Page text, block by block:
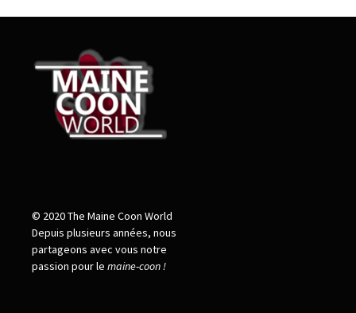
© 2020 The Maine Coon World
Depuis plusieurs années, nous
partageons avec vous notre
passion pour le maine-coon !